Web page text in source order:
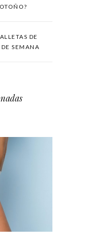
DE
SEMANA